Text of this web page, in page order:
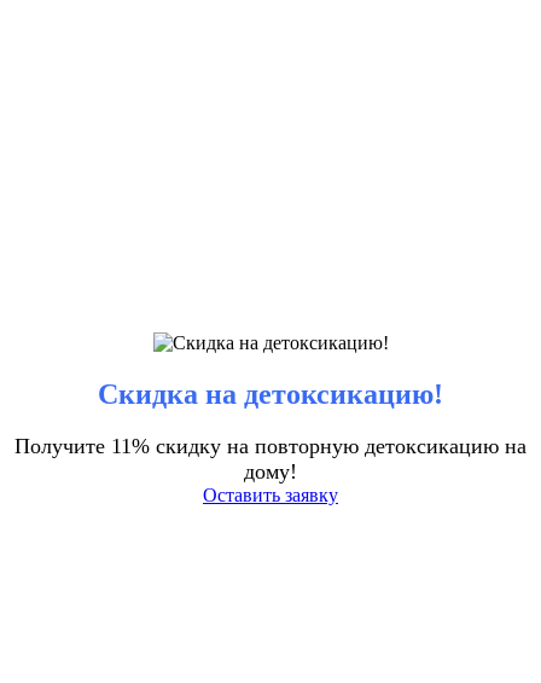
Скидка на детоксикацию!
Получите 11% скидку на повторную детоксикацию на
дому!
Оставить заявку